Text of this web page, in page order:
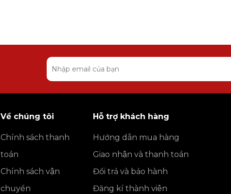
Về chúng tôi
Chính sách thanh
toán
Chính sách vận
chuyển
Hỗ trợ khách hàng
Hướng dẫn mua hàng
Giao nhận và thanh toán
Đổi trả và bảo hành
Đăng kí thành viên